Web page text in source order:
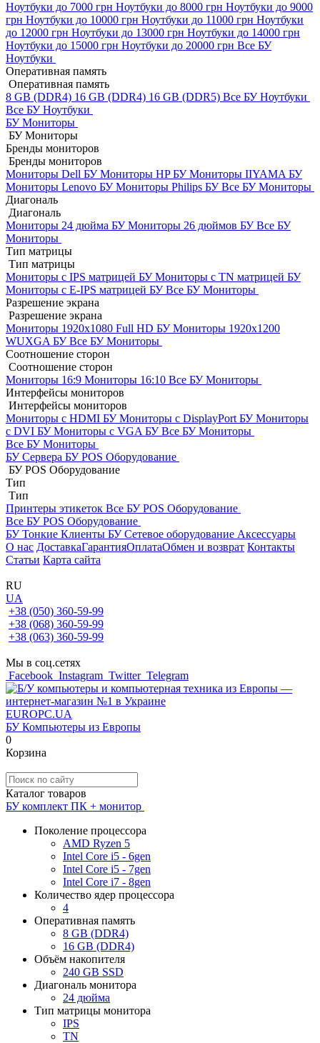
Ноутбуки до 7000 грн Ноутбуки до 8000 грн Ноутбуки до 9000
грн Ноутбуки до 10000 грн Ноутбуки до 11000 грн Ноутбуки
до 12000 грн Ноутбуки до 13000 грн Ноутбуки до 14000 грн
Ноутбуки до 15000 грн Ноутбуки до 20000 грн Все БУ
Ноутбуки
Оперативная память
Оперативная память
8 GB (DDR4) 16 GB (DDR4) 16 GB (DDR5) Все БУ Ноутбуки
Все БУ Ноутбуки
БУ Мониторы
БУ Мониторы
Бренды мониторов
Бренды мониторов
Мониторы Dell БУМониторы HP БУМониторы IIYAMA БУ
Мониторы Lenovo БУМониторы Philips БУВсе БУ Мониторы
Диагональ
Диагональ
Мониторы 24 дюйма БУМониторы 26 дюймов БУВсе БУ
Мониторы
Тип матрицы
Тип матрицы
Мониторы с IPS матрицей БУМониторы с TN матрицей БУ
Мониторы с E-IPS матрицей БУВсе БУ Мониторы
Разрешение экрана
Разрешение экрана
Мониторы 1920x1080 Full HD БУМониторы 1920x1200
WUXGA БУВсе БУ Мониторы
Соотношение сторон
Соотношение сторон
Мониторы 16:9 Мониторы 16:10 Все БУ Мониторы
Интерфейсы мониторов
Интерфейсы мониторов
Мониторы с HDMI БУМониторы с DisplayPort БУМониторы
с DVI БУМониторы с VGA БУВсе БУ Мониторы
Все БУ Мониторы
БУ Сервера БУ POS Оборудование
БУ POS Оборудование
Тип
Тип
Принтеры этикеток Все БУ POS Оборудование
Все БУ POS Оборудование
БУ Тонкие Клиенты БУ Сетевое оборудование Аксессуары
О нас ДоставкаГарантияОплатаОбмен и возврат Контакты
Статьи Карта сайта
RU
UA
+38 (050) 360-59-99
+38 (068) 360-59-99
+38 (063) 360-59-99
Мы в соц.сетях
Facebook Instagram Twitter Telegram
EUROPC.UA
БУ Компьютеры из Европы
0
Корзина
Каталог товаров
БУ комплект ПК + монитор
Поколение процессора
AMD Ryzen 5
Intel Core i5 - 6gen
Intel Core i5 - 7gen
Intel Core i7 - 8gen
Количество ядер процессора
4
Оперативная память
8 GB (DDR4)
16 GB (DDR4)
Объём накопителя
240 GB SSD
Диагональ монитора
24 дюйма
Тип матрицы монитора
IPS
TN